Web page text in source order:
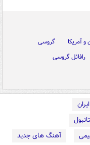
و آمریکا
گروسی
رافائل گروسی
آهنگ های جدید